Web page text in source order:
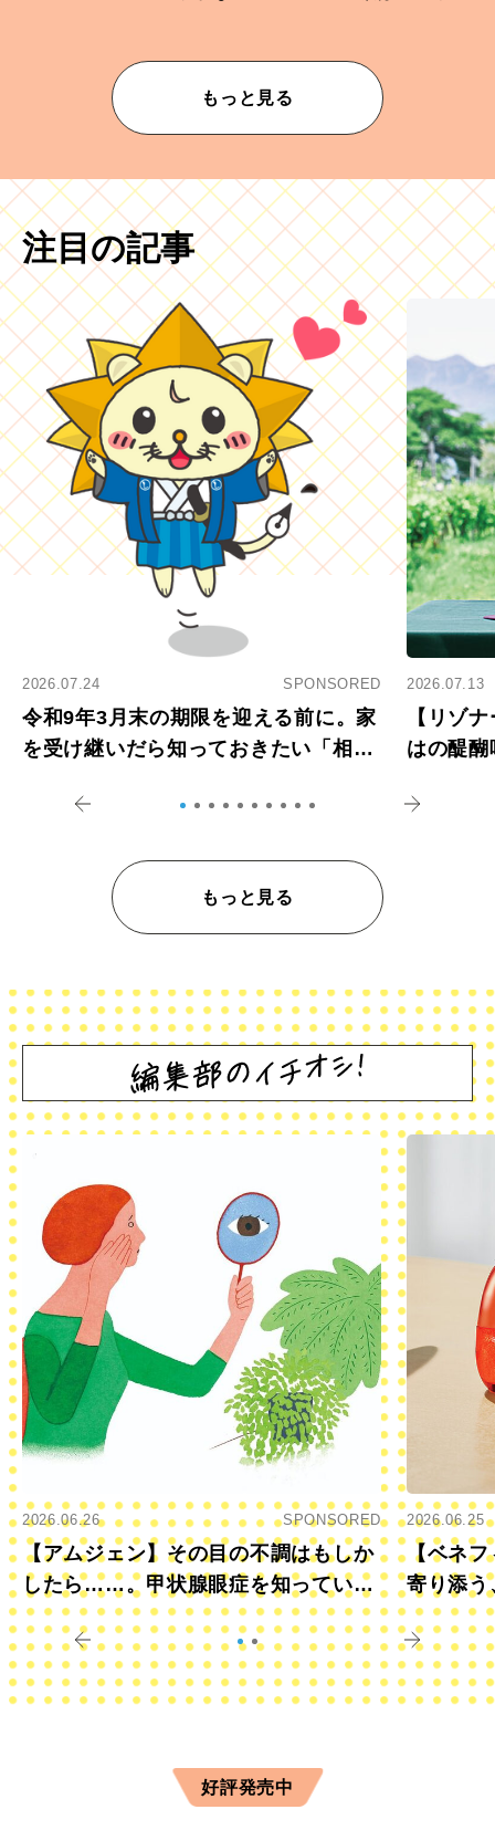
もっと見る
注目の記事
2026.07.24 SPONSORED
令和9年3月末の期限を迎える前に。家
を受け継いだら知っておきたい「相続
2026.07.13
【リゾ
はの醍
もっと見る
2026.06.26 SPONSORED
【アムジェン】その目の不調はもしか
したら……。甲状腺眼症を知っていま
すか？
2026.06.25
【ベネフ
寄り添う
きに
好評発売中